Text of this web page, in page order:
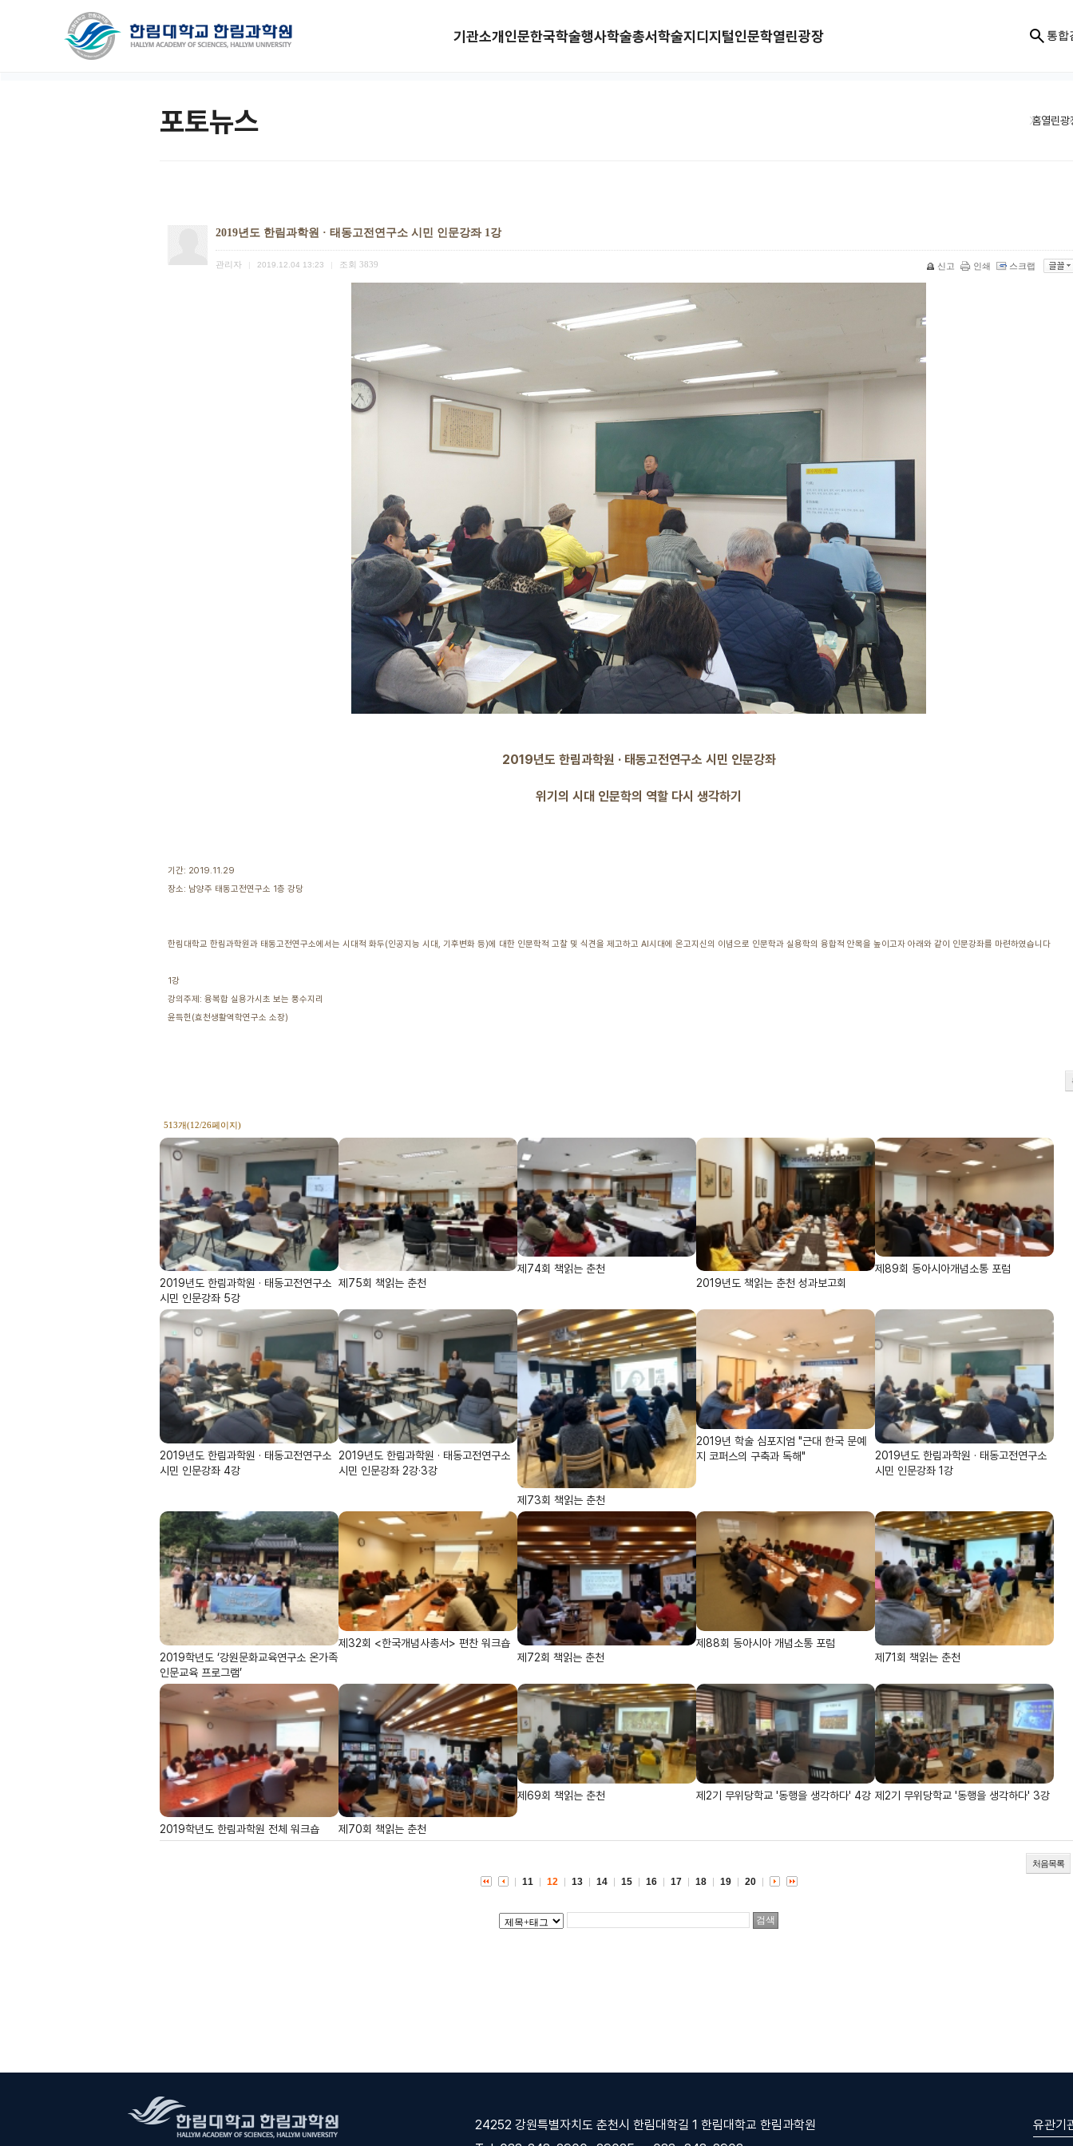
기관소개인문한국학술행사학술총서학술지디지털인문학열린광장 통합
포토뉴스 홈열린광
2019년도 한림과학원 · 태동고전연구소 시민 인문강좌 1강
관리자 2019.12.04 13:23 조회 3839 신고 인쇄 스크랩
2019년도 한림과학원 · 태동고전연구소 시민 인문강좌
위기의 시대 인문학의 역할 다시 생각하기
기간: 2019.11.29
장소: 남양주 태동고전연구소 1층 강당
한림대학교 한림과학원과 태동고전연구소에서는 시대적 화두(인공지능 시대, 기후변화 등)에 대한 인문학적 고찰 및 식견을 제고하고 AI시대에 온고지신의 이념으로 인문학과 실용학의 융합적 안목을 높이고자 아래와 같이 인문강좌를 마련하였습니다
1강
강의주제: 융복합 실용가시초 보는 풍수지리
윤득헌(효천생활역학연구소 소장)
513개(12/26페이지)
2019년도 한림과학원 · 태동고전연구소
시민 인문강좌 5강
제75회 책읽는 춘천
제74회 책읽는 춘천
2019년도 책읽는 춘천 성과보고회
제89회 동아시아개념소통 포럼
2019년도 한림과학원 · 태동고전연구소
시민 인문강좌 4강
2019년도 한림과학원 · 태동고전연구소
시민 인문강좌 2강·3강
제73회 책읽는 춘천
2019년 학술 심포지엄 "근대 한국 문예
지 코퍼스의 구축과 독해"
2019년도 한림과학원 · 태동고전연구소
시민 인문강좌 1강
2019학년도 ‘강원문화교육연구소 온가족
인문교육 프로그램’
제32회 <한국개념사총서> 편찬 워크숍
제72회 책읽는 춘천
제88회 동아시아 개념소통 포럼
제71회 책읽는 춘천
2019학년도 한림과학원 전체 워크숍 제70회 책읽는 춘천
제69회 책읽는 춘천 제2기 무위당학교 '동행을 생각하다' 4강 제2기 무위당학교 '동행을 생각하다' 3강
처음목록
11 12 13 14 15 16 17 18 19 20
24252 강원특별자치도 춘천시 한림대학길 1 한림대학교 한림과학원
유관기